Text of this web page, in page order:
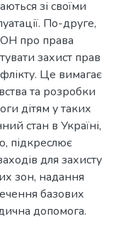
зі своїми
По-друге,
про права
захист прав
Це вимагає
та розробки
дітям у таких
стан в Україні,
підкреслює
для захисту
зон, надання
базових
допомога.